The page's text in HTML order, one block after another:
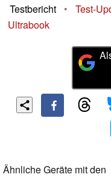
Testbericht
•
Test-
Ultrabook
Ähnliche Geräte mit den